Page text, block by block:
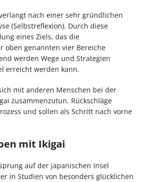
nach einer sehr gründlichen
(Selbstreflexion). Durch diese
eines Ziels, das die
oben genannten vier Bereiche
werden Wege und Strategien
erreicht werden kann.
mit anderen Menschen bei der
zusammenzutun. Rückschläge
und sollen als Schritt nach vorne
mit Ikigai
auf der japanischen Insel
in Studien von besonders glücklichen